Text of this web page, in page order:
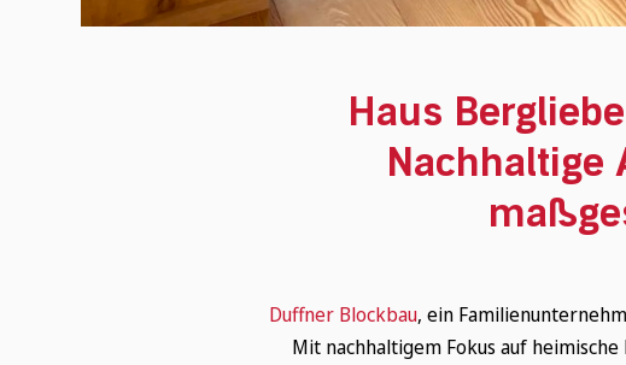
Haus
Nachhaltige
Duffner Blockbau, ein
Mit nachhaltigem Fokus auf